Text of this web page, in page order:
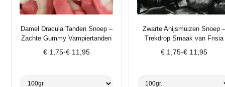
Damel Dracula Tanden Snoep –
Zachte Gummy Vampiertanden
€1,75-€11,95
Prijsklasse:
€ 11,95
Zwarte Anijsmuizen Snoep –
Trekdrop Smaak van Frisia
€1,75-€11,95
Prijsklasse:
€ 11,95